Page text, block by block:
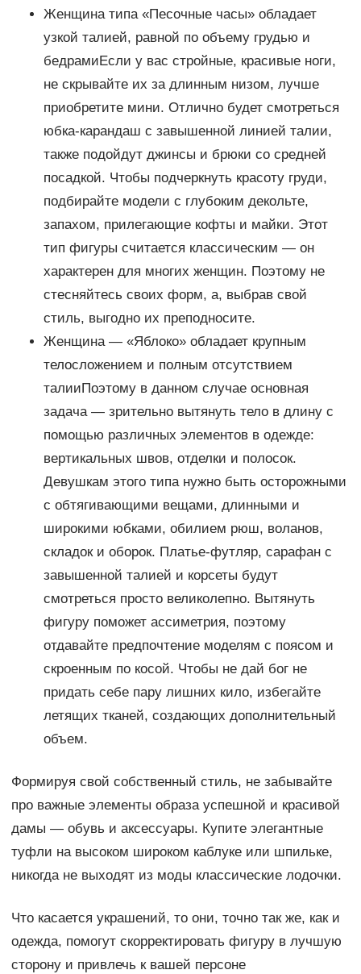
Женщина типа «Песочные часы» обладает
узкой талией, равной по объему грудью и
бедрамиЕсли у вас стройные, красивые ноги,
не скрывайте их за длинным низом, лучше
приобретите мини. Отлично будет смотреться
юбка-карандаш с завышенной линией талии,
также подойдут джинсы и брюки со средней
посадкой. Чтобы подчеркнуть красоту груди,
подбирайте модели с глубоким декольте,
запахом, прилегающие кофты и майки. Этот
тип фигуры считается классическим — он
характерен для многих женщин. Поэтому не
стесняйтесь своих форм, а, выбрав свой
стиль, выгодно их преподносите.
Женщина — «Яблоко» обладает крупным
телосложением и полным отсутствием
талииПоэтому в данном случае основная
задача — зрительно вытянуть тело в длину с
помощью различных элементов в одежде:
вертикальных швов, отделки и полосок.
Девушкам этого типа нужно быть осторожными
с обтягивающими вещами, длинными и
широкими юбками, обилием рюш, воланов,
складок и оборок. Платье-футляр, сарафан с
завышенной талией и корсеты будут
смотреться просто великолепно. Вытянуть
фигуру поможет ассиметрия, поэтому
отдавайте предпочтение моделям с поясом и
скроенным по косой. Чтобы не дай бог не
придать себе пару лишних кило, избегайте
летящих тканей, создающих дополнительный
объем.
Формируя свой собственный стиль, не забывайте
про важные элементы образа успешной и красивой
дамы — обувь и аксессуары. Купите элегантные
туфли на высоком широком каблуке или шпильке,
никогда не выходят из моды классические лодочки.
Что касается украшений, то они, точно так же, как и
одежда, помогут скорректировать фигуру в лучшую
сторону и привлечь к вашей персоне